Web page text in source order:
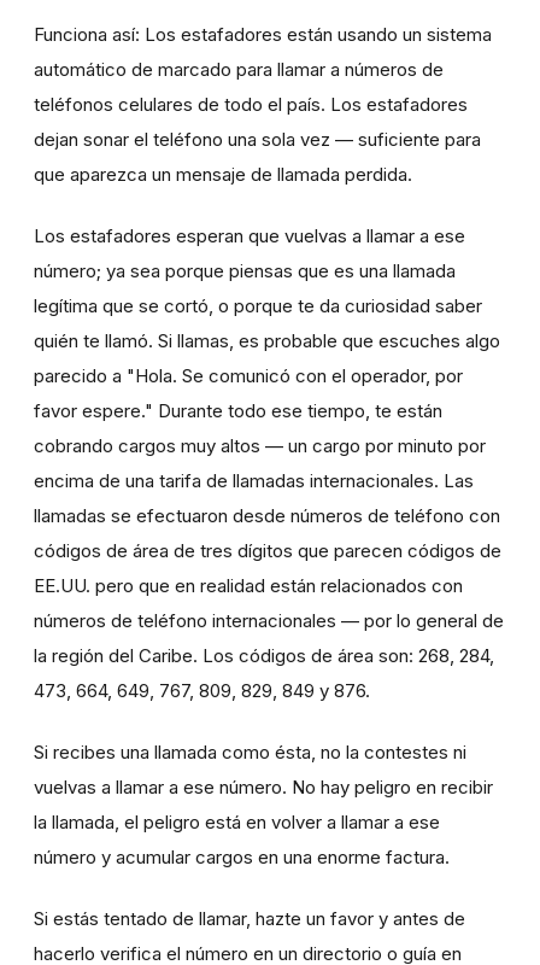
Funciona así: Los estafadores están usando un sistema
automático de marcado para llamar a números de
teléfonos celulares de todo el país. Los estafadores
dejan sonar el teléfono una sola vez — suficiente para
que aparezca un mensaje de llamada perdida.
Los estafadores esperan que vuelvas a llamar a ese
número; ya sea porque piensas que es una llamada
legítima que se cortó, o porque te da curiosidad saber
quién te llamó. Si llamas, es probable que escuches algo
parecido a "Hola. Se comunicó con el operador, por
favor espere." Durante todo ese tiempo, te están
cobrando cargos muy altos — un cargo por minuto por
encima de una tarifa de llamadas internacionales. Las
llamadas se efectuaron desde números de teléfono con
códigos de área de tres dígitos que parecen códigos de
EE.UU. pero que en realidad están relacionados con
números de teléfono internacionales — por lo general de
la región del Caribe. Los códigos de área son: 268, 284,
473, 664, 649, 767, 809, 829, 849 y 876.
Si recibes una llamada como ésta, no la contestes ni
vuelvas a llamar a ese número. No hay peligro en recibir
la llamada, el peligro está en volver a llamar a ese
número y acumular cargos en una enorme factura.
Si estás tentado de llamar, hazte un favor y antes de
hacerlo verifica el número en un directorio o guía en